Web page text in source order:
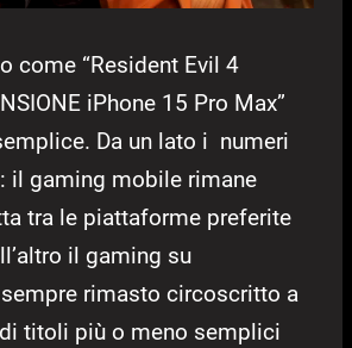
come “Resident Evil 4
iPhone 15 Pro Max”
Da un lato i numeri
il gaming mobile rimane
tra le piattaforme preferite
il gaming su
rimasto circoscritto a
titoli più o meno semplici